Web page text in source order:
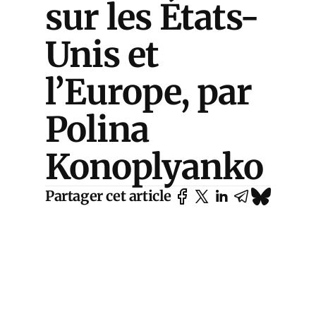
sur les États-
Unis et
l’Europe, par
Polina
Konoplyanko
Partager cet article